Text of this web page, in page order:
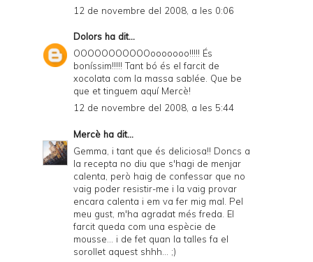
12 de novembre del 2008, a les 0:06
Dolors ha dit...
OOOOOOOOOOOooooooo!!!!! És
boníssim!!!!! Tant bó és el farcit de
xocolata com la massa sablée. Que be
que et tinguem aquí Mercè!
12 de novembre del 2008, a les 5:44
Mercè ha dit...
Gemma, i tant que és deliciosa!! Doncs a
la recepta no diu que s'hagi de menjar
calenta, però haig de confessar que no
vaig poder resistir-me i la vaig provar
encara calenta i em va fer mig mal. Pel
meu gust, m'ha agradat més freda. El
farcit queda com una espècie de
mousse... i de fet quan la talles fa el
sorollet aquest shhh... ;)